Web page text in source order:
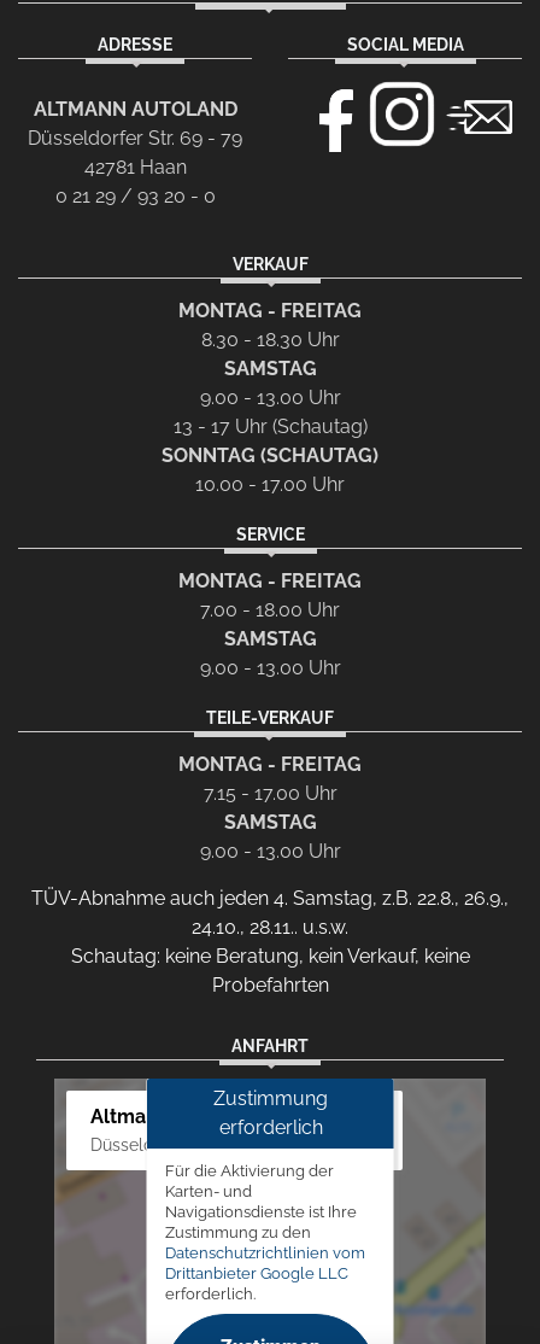
ADRESSE
ALTMANN AUTOLAND
Düsseldorfer Str. 69 - 79
42781 Haan
0 21 29 / 93 20 - 0
SOCIAL MEDIA
VERKAUF
MONTAG - FREITAG
8.30 - 18.30 Uhr
SAMSTAG
9.00 - 13.00 Uhr
13 - 17 Uhr (Schautag)
SONNTAG (SCHAUTAG)
10.00 - 17.00 Uhr
SERVICE
MONTAG - FREITAG
7.00 - 18.00 Uhr
SAMSTAG
9.00 - 13.00 Uhr
TEILE-VERKAUF
MONTAG - FREITAG
7.15 - 17.00 Uhr
SAMSTAG
9.00 - 13.00 Uhr
TÜV-Abnahme auch jeden 4. Samstag, z.B. 22.8., 26.9.,
24.10., 28.11.. u.s.w.
Schautag: keine Beratung, kein Verkauf, keine
Probefahrten
ANFAHRT
Altmann Autoland
Düsseldorfer Str. 69 - 79, 42781 Haan
Zustimmung
erforderlich
Für die Aktivierung der
Karten- und
Navigationsdienste ist Ihre
Zustimmung zu den
Datenschutzrichtlinien vom
Drittanbieter Google LLC
erforderlich.